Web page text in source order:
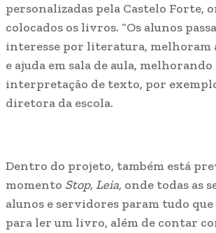
personalizadas pela Castelo Forte,
colocados os livros. “Os alunos
interesse por literatura, melhoram
e ajuda em sala de aula,
interpretação de texto, por
diretora da escola.
Dentro do projeto, também está
momento Stop, Leia, onde todas as
alunos e servidores param tudo que
para ler um livro, além de contar